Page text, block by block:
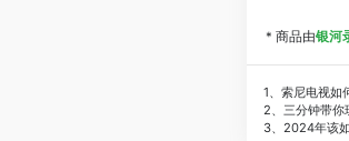
* 商品由银河
1、索尼电视如
2、三分钟带你
3、2024年该